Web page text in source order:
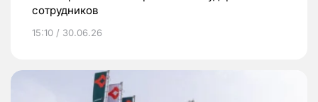
сотрудников
15:10 / 30.06.26